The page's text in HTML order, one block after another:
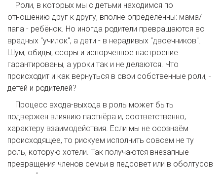
Роли, в которых мы с детьми находимся по
отношению друг к другу, вполне определённы: мама/
папа - ребёнок. Но иногда родители превращаются во
вредных "училок", а дети - в нерадивых "двоечников".
Шум, обиды, ссоры и испорченное настроение
гарантированы, а уроки так и не делаются. Что
происходит и как вернуться в свои собственные роли, -
детей и родителей?
Процесс входа-выхода в роль может быть
подвержен влиянию партнёра и, соответственно,
характеру взаимодействия. Если мы не осознаём
происходящее, то рискуем исполнить совсем не ту
роль, которую хотели. Так получаются внезапные
превращения членов семьи в педсовет или в оболтусов